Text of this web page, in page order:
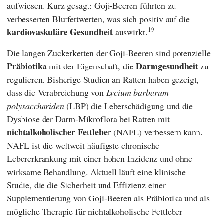
aufwiesen. Kurz gesagt: Goji-Beeren führten zu
verbesserten Blutfettwerten, was sich positiv auf die
kardiovaskuläre Gesundheitauswirkt.19
Die langen Zuckerketten der Goji-Beeren sind potenzielle
Präbiotikamit der Eigenschaft, dieDarmgesundheit zu
regulieren. Bisherige Studien an Ratten haben gezeigt,
dass die Verabreichung von Lycium barbarum
polysacchariden (LBP) die Leberschädigung und die
Dysbiose der Darm-Mikroflora bei Ratten mit
nichtalkoholischer Fettleber(NAFL) verbessern kann.
NAFL ist die weltweit häufigste chronische
Lebererkrankung mit einer hohen Inzidenz und ohne
wirksame Behandlung. Aktuell läuft eine klinische
Studie, die die Sicherheit und Effizienz einer
Supplementierung von Goji-Beeren als Präbiotika und als
mögliche Therapie für nichtalkoholische Fettleber